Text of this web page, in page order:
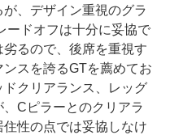
、デザイン重視のグラ
ードオフは十分に妥協で
るので、後席を重視す
スを誇るGTを薦めてお
クリアランス、レッグ
Cピラーとのクリアラ
性の点では妥協しなけ